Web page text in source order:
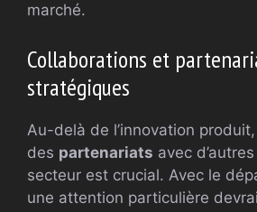
marché.
Collaborations et
stratégiques
Au-delà de l’innovation
des partenariats avec
secteur est crucial. Avec le
une attention particulière